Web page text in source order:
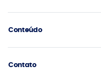
Conteúdo
Contato